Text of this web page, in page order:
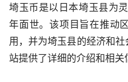
埼玉币是以日本埼玉县为
年面世。该项目旨在推动
用，并为埼玉县的经济和
站提供了详细的介绍和相关